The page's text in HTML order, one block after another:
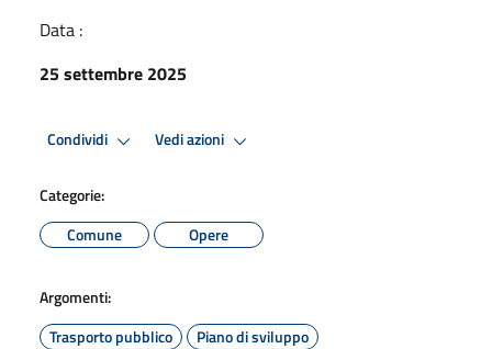
Data :
25 settembre 2025
Condividi Vedi azioni
Categorie:
Comune
Opere
Argomenti:
Trasporto pubblico
Piano di sviluppo